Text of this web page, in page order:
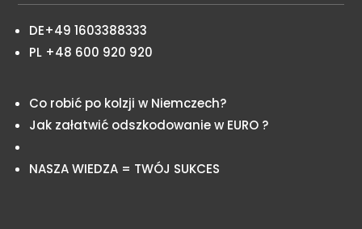
DE+49 1603388333
PL +48 600 920 920
Co robić po kolzji w Niemczech?
Jak załatwić odszkodowanie w EURO ?
NASZA WIEDZA = TWÓJ SUKCES